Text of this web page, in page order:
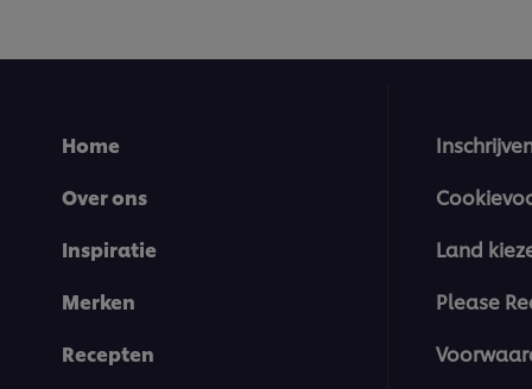
Home
Over ons
Inspiratie
Merken
Recepten
Land
Please